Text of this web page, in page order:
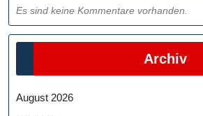
Es sind keine Kommentare vorhanden.
Archiv
August 2026